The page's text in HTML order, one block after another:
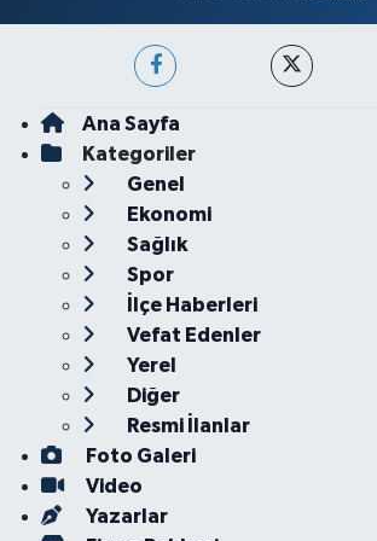
Ana Sayfa
Kategoriler
Genel
Ekonomi
Sağlık
Spor
İlçe Haberleri
Vefat Edenler
Yerel
Diğer
Resmi İlanlar
Foto Galeri
Video
Yazarlar